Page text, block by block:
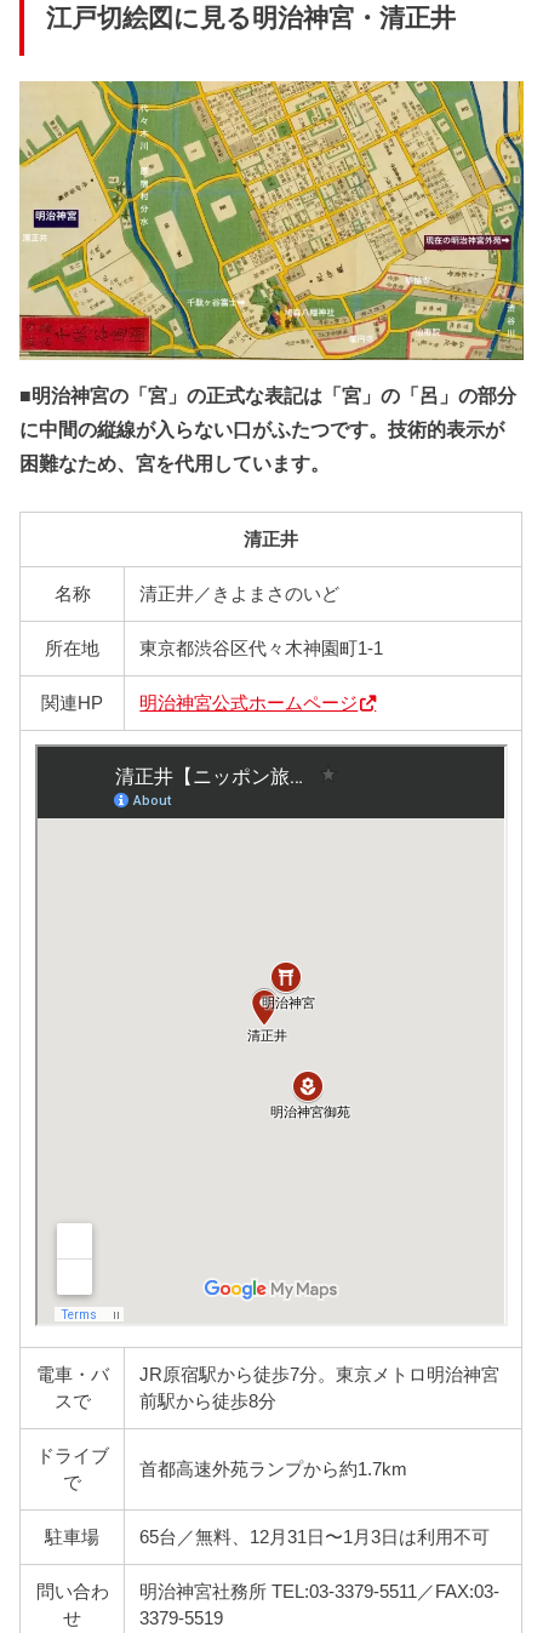
江戸切絵図に見る明治神宮・清正井
■明治神宮の「宮」の正式な表記は「宮」の「呂」の部分
に中間の縦線が入らない口がふたつです。技術的表示が
困難なため、宮を代用しています。
清正井
名称 清正井／きよまさのいど
所在地 東京都渋谷区代々木神園町1-1
関連HP 明治神宮公式ホームページ
電車・バ
スで
JR原宿駅から徒歩7分。東京メトロ明治神宮
前駅から徒歩8分
ドライブ
で
首都高速外苑ランプから約1.7km
駐車場 65台／無料、12月31日〜1月3日は利用不可
問い合わ
せ
明治神宮社務所 TEL:03-3379-5511／FAX:03-
3379-5519